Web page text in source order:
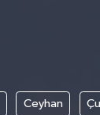
Ceyhan